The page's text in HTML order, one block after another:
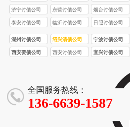
济宁讨债公司 东营讨债公司 烟台讨债公司
泰安讨债公司 临沂讨债公司 日照讨债公司
湖州讨债公司 绍兴清债公司 宁波讨债公司
西安要债公司 西安讨债公司 宜兴讨债公司
全国服务热线：
136-6639-1587